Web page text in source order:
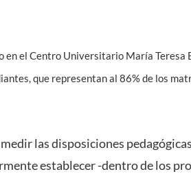
en el Centro Universitario María Teresa
que representan al 86% de los
las disposiciones
establecer -dentro de los